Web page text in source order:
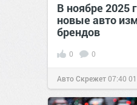
В ноябре 2025
новые авто
брендов
0 0
Авто Скрежет07:40